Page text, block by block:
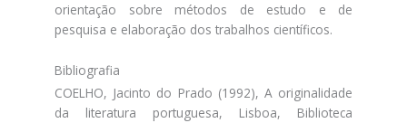
orientação sobre métodos de estudo e de
pesquisa e elaboração dos trabalhos científicos.
Bibliografia
COELHO, Jacinto do Prado (1992), A originalidade
da literatura portuguesa, Lisboa, Biblioteca